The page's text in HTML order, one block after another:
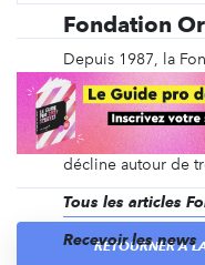
Fondation
Depuis 1987, la
les hommes et les
le monde, elle agit
personnes les
trouver leur place
décline autour de
Tous les articles
Recevoir les news
RETOURNER À